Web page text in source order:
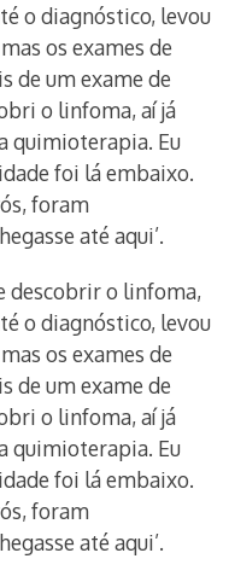
o diagnóstico, levou
os exames de
de um exame de
o linfoma, aí já
quimioterapia. Eu
foi lá embaixo.
foram
até aqui’.
descobrir o linfoma,
o diagnóstico, levou
os exames de
de um exame de
o linfoma, aí já
quimioterapia. Eu
foi lá embaixo.
foram
até aqui’.